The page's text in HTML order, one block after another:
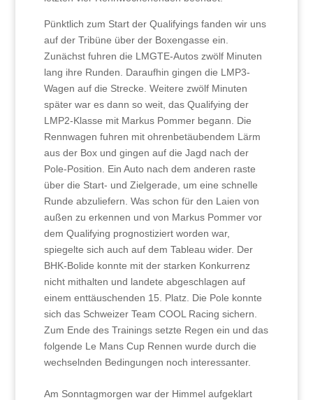
Pünktlich zum Start der Qualifyings fanden wir uns
auf der Tribüne über der Boxengasse ein.
Zunächst fuhren die LMGTE-Autos zwölf Minuten
lang ihre Runden. Daraufhin gingen die LMP3-
Wagen auf die Strecke. Weitere zwölf Minuten
später war es dann so weit, das Qualifying der
LMP2-Klasse mit Markus Pommer begann. Die
Rennwagen fuhren mit ohrenbetäubendem Lärm
aus der Box und gingen auf die Jagd nach der
Pole-Position. Ein Auto nach dem anderen raste
über die Start- und Zielgerade, um eine schnelle
Runde abzuliefern. Was schon für den Laien von
außen zu erkennen und von Markus Pommer vor
dem Qualifying prognostiziert worden war,
spiegelte sich auch auf dem Tableau wider. Der
BHK-Bolide konnte mit der starken Konkurrenz
nicht mithalten und landete abgeschlagen auf
einem enttäuschenden 15. Platz. Die Pole konnte
sich das Schweizer Team COOL Racing sichern.
Zum Ende des Trainings setzte Regen ein und das
folgende Le Mans Cup Rennen wurde durch die
wechselnden Bedingungen noch interessanter.
Am Sonntagmorgen war der Himmel aufgeklart